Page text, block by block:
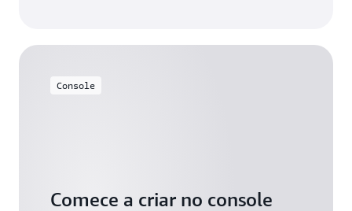
Console
Comece a criar no console